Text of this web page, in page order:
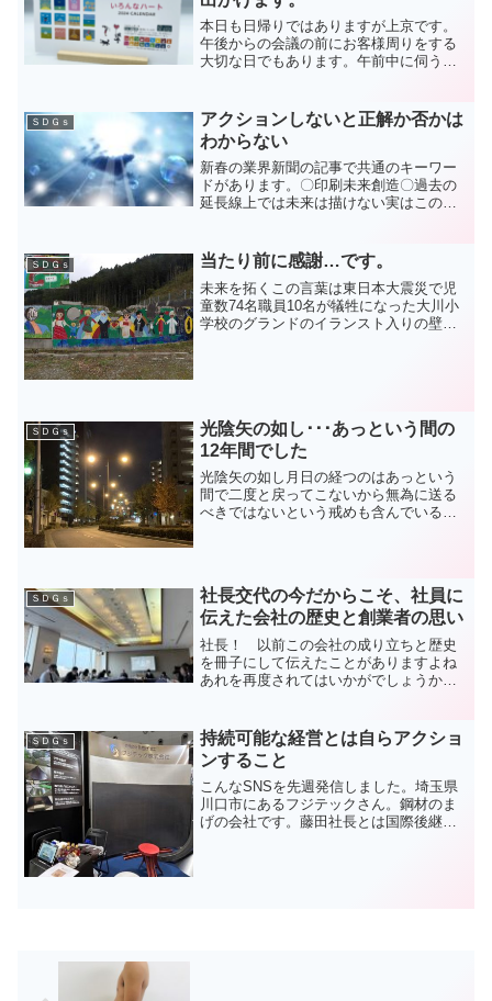
本日も日帰りではありますが上京です。
午後からの会議の前にお客様周りをする
大切な日でもあります。午前中に伺うの
に滞在する社員を派遣する海外法人が多
くなってきました。日本に...
ＳＤＧｓ
アクションしないと正解か否かは
わからない
新春の業界新聞の記事で共通のキーワー
ドがあります。〇印刷未来創造〇過去の
延長線上では未来は描けない実はこの言
う言葉がありました。1997年9兆円近くを
ピークに印刷産業の...
ＳＤＧｓ 当たり前に感謝…です。
未来を拓くこの言葉は東日本大震災で児
童数74名職員10名が犠牲になった大川小
学校のグランドのイランスト入りの壁面
ＳＤＧｓ
光陰矢の如し･･･あっという間の
12年間でした
光陰矢の如し月日の経つのはあっという
間で二度と戻ってこないから無為に送る
べきではないという戒めも含んでいる今
の山手通り。この景色が...
ＳＤＧｓ
社長交代の今だからこそ、社員に
伝えた会社の歴史と創業者の思い
社長！ 以前この会社の成り立ちと歴史
を冊子にして伝えたことがありますよね
あれを再度されてはいかがでしょうか？
「私の羅針盤」今から18年前に国際後継
者フォーラムの二条ゼミを...
ＳＤＧｓ
持続可能な経営とは自らアクショ
ンすること
こんなSNSを先週発信しました。埼玉県
川口市にあるフジテックさん。鋼材のま
げの会社です。藤田社長とは国際後継者